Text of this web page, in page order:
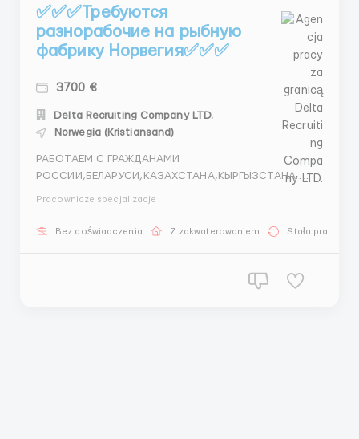
✅✅✅Требуются
разнорабочие на рыбную
фабрику Норвегия✅✅✅
3700 €
Delta Recruiting Company LTD.
Norwegia (Kristiansand)
РАБОТАЕМ С ГРАЖДАНАМИ
РОССИИ,БЕЛАРУСИ,КАЗАХСТАНА,КЫРГЫЗСТАНА.
+44 7312 231820 Telegram +44 7878 074551 WhatsApp
Pracownicze specjalizacje
Bez doświadczenia Z zakwaterowaniem Stała praca